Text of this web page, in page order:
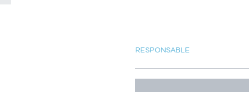
RESPONSABLE